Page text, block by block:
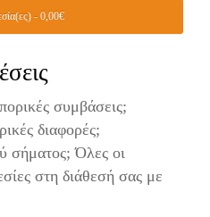
- 0,00€
συμβάσεις;
διαφορές;
σήματος; Όλες οι
στη διάθεσή σας με